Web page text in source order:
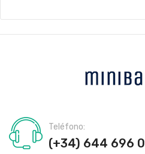
Teléfono:
(+34) 644 696